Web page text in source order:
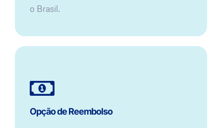
o Brasil.
Opção de Reembolso